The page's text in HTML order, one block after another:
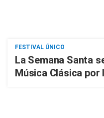
FESTIVAL ÚNICO
La Semana Santa
Música Clásica por